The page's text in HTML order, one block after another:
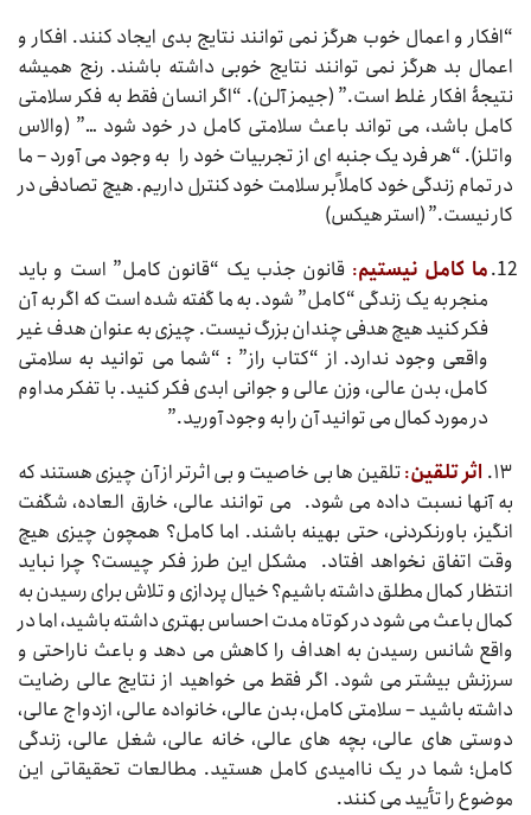
“افکار و اعمال خوب هرگز نمی توانند نتایج بدی ایجاد کنند. افکار و
اعمال بد هرگز نمی توانند نتایج خوبی داشته باشند. رنج همیشه
نتیجۀ افکار غلط است.” (جیمز آلن). “اگر انسان فقط به فکر سلامتی
کامل باشد، می تواند باعث سلامتی کامل در خود شود …” (والاس
واتلز). “هر فرد یک جنبه ای از تجربیات خود را به وجود می آورد – ما
در تمام زندگی خود کاملاً بر سلامت خود کنترل داریم. هیچ تصادفی در
کار نیست.” (استر هیکس)
ما کامل نیستیم: قانون جذب یک “قانون کامل” است و باید
منجر به یک زندگی “کامل” شود. به ما گفته شده است که اگر به آن
فکر کنید هیچ هدفی چندان بزرگ نیست. چیزی به عنوان هدف غیر
واقعی وجود ندارد. از “کتاب راز” : “شما می توانید به سلامتی
کامل، بدن عالی، وزن عالی و جوانی ابدی فکر کنید. با تفکر مداوم
در مورد کمال می توانید آن را به وجود آورید.”
۱۳. اثر تلقین:تلقین ها بی خاصیت و بی اثرتر از آن چیزی هستند که
به آنها نسبت داده می شود. می توانند عالی، خارق العاده، شگفت
انگیز، باورنکردنی، حتی بهینه باشند. اما کامل؟ همچون چیزی هیچ
وقت اتفاق نخواهد افتاد. مشکل این طرز فکر چیست؟ چرا نباید
انتظار کمال مطلق داشته باشیم؟ خیال پردازی و تلاش برای رسیدن به
کمال باعث می شود در کوتاه مدت احساس بهتری داشته باشید، اما در
واقع شانس رسیدن به اهداف را کاهش می دهد و باعث ناراحتی و
سرزنش بیشتر می شود. اگر فقط می خواهید از نتایج عالی رضایت
داشته باشید – سلامتی کامل، بدن عالی، خانواده عالی، ازدواج عالی،
دوستی های عالی، بچه های عالی، خانه عالی، شغل عالی، زندگی
کامل؛ شما در یک ناامیدی کامل هستید. مطالعات تحقیقاتی این
موضوع را تأیید می کنند.